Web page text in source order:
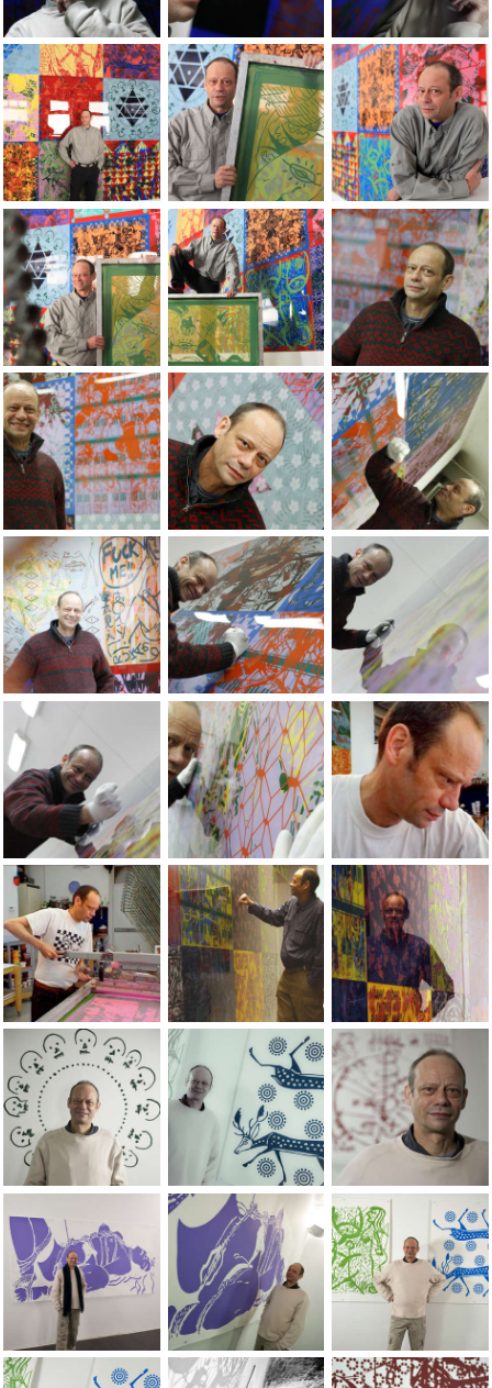
Portrait ÃÂ l'atelier, 2008. Photo Yves Petit.
Portrait ÃÂ l'atelier, 2008. Photo Yves
Portrait ÃÂ
Portrait ÃÂ l'atelier, 2011. Photo Yves Petit.
Portrait ÃÂ l'atelier, 2011. Photo Yves
Portrait ÃÂ
Portrait ÃÂ l'atelier, 2011. Photo Yves Petit.
Portrait ÃÂ l'atelier, 2011. Photo Yves
Portrait ÃÂ
Portrait ÃÂ l'atelier, 2012. Photo Yves Petit.
Portrait ÃÂ l'atelier, 2012. Photo Yves
Portrait ÃÂ
Portrait ÃÂ l'atelier, 2012. Photo Yves Petit.
Portrait ÃÂ l'atelier, 2012. Photo Yves
Portrait ÃÂ
Portrait ÃÂ l'atelier, 2012. Photo Yves Petit.
Portrait ÃÂ l'atelier, 2012. Photo Yves
Portraits of the
Portraits of the artist Jean-Pierre Sergent taken by
Installation de Nature, Cultures,
Installation de
Photos de Lionel Georges, Galerie Omnibus, 05-04-2013
Photos de Lionel Georges, Galerie
Photos de Lionel
Photos de Lionel Georges, Galerie Omnibus, 05-04-2013
Photos de Lionel Georges, Galerie
Photos de Lionel